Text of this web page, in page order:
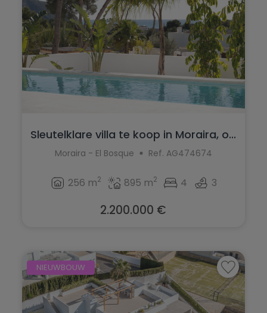
Sleutelklare villa te koop in Moraira, o...
Moraira - El Bosque Ref. AG474674
256 m2 895 m2 4 3
2.200.000 €
NIEUWBOUW